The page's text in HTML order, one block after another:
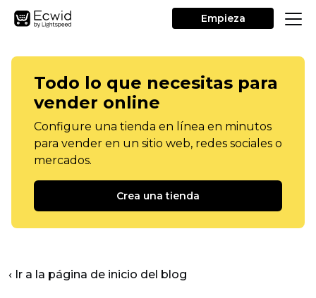
Empieza
Todo lo que necesitas para
vender online
Configure una tienda en línea en minutos
para vender en un sitio web, redes sociales o
mercados.
Crea una tienda
‹ Ir a la página de inicio del blog